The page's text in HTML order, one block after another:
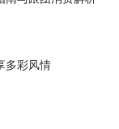
多彩风情